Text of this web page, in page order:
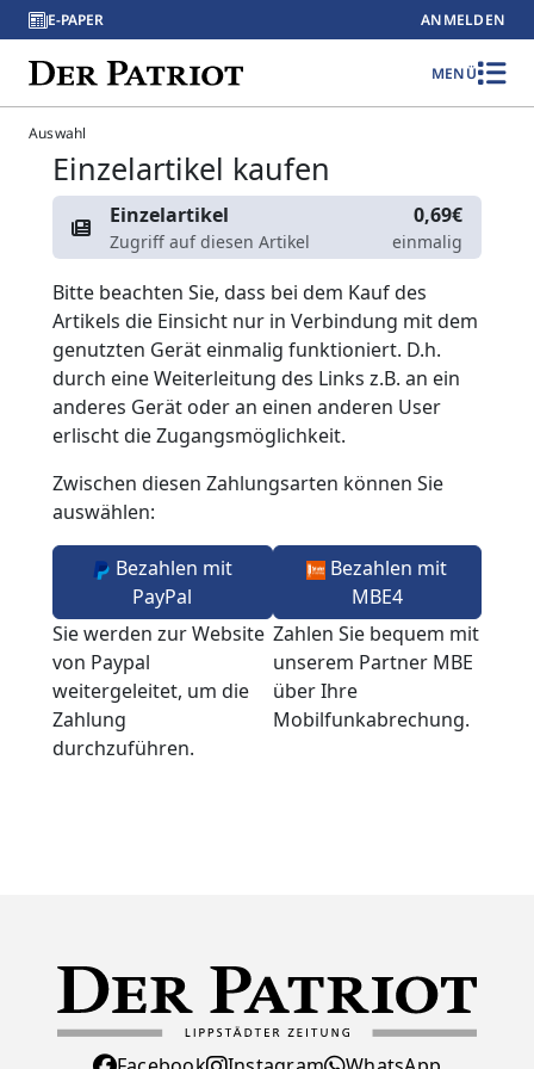
E-PAPER ANMELDEN
MENÜ
Auswahl
Einzelartikel kaufen
Einzelartikel
Zugriff auf diesen Artikel
0,69€
einmalig
Bitte beachten Sie, dass bei dem Kauf des
Artikels die Einsicht nur in Verbindung mit dem
genutzten Gerät einmalig funktioniert. D.h.
durch eine Weiterleitung des Links z.B. an ein
anderes Gerät oder an einen anderen User
erlischt die Zugangsmöglichkeit.
Zwischen diesen Zahlungsarten können Sie
auswählen:
Bezahlen mit
PayPal
Sie werden zur Website
von Paypal
weitergeleitet, um die
Zahlung
durchzuführen.
Bezahlen mit
MBE4
Zahlen Sie bequem mit
unserem Partner MBE
über Ihre
Mobilfunkabrechung.